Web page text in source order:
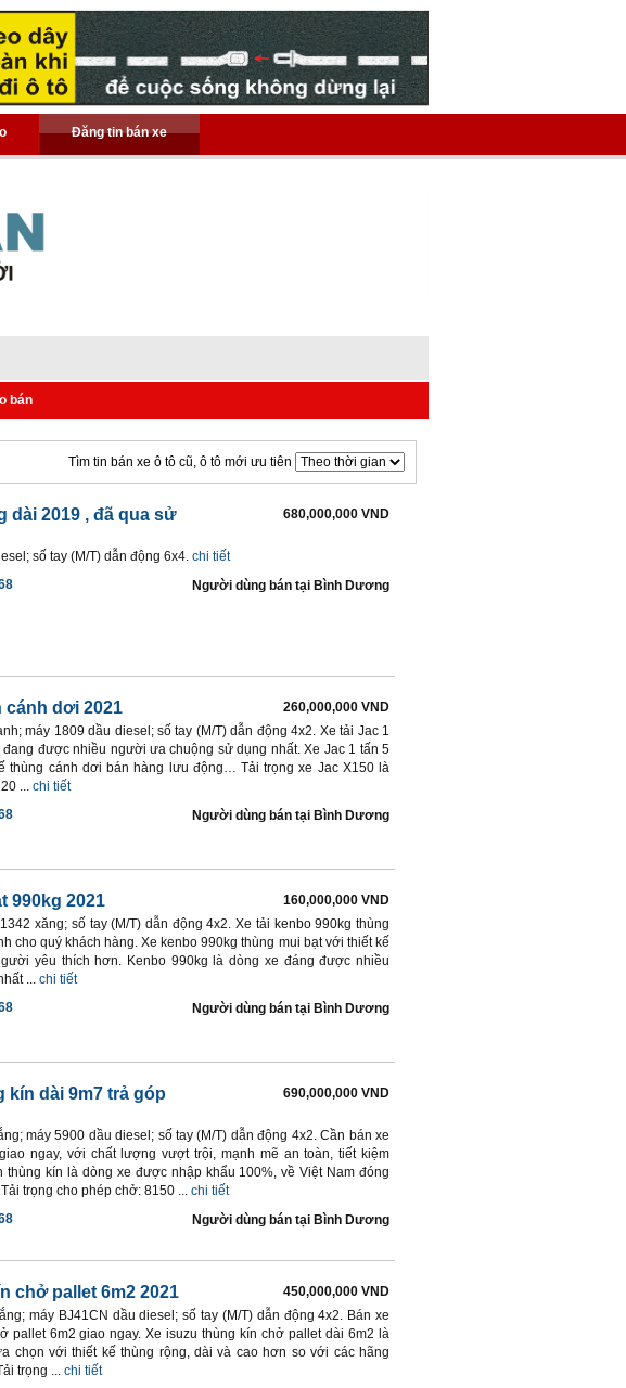
Đăng tin bán xe
bán
Tìm tin bán xe ô tô cũ, ô tô mới ưu tiên
dài 2019 , đã qua sử
680,000,000 VND
số tay (M/T) dẫn động 6x4. chi tiết
Người dùng bán tại Bình Dương
cánh dơi 2021
260,000,000 VND
máy 1809 dầu diesel; số tay (M/T) dẫn động 4x2. Xe tải Jac 1
được nhiều người ưa chuộng sử dụng nhất. Xe Jac 1 tấn 5
thùng cánh dơi bán hàng lưu động… Tải trọng xe Jac X150 là
... chi tiết
Người dùng bán tại Bình Dương
990kg 2021
160,000,000 VND
xăng; số tay (M/T) dẫn động 4x2. Xe tải kenbo 990kg thùng
cho quý khách hàng. Xe kenbo 990kg thùng mui bạt với thiết kế
yêu thích hơn. Kenbo 990kg là dòng xe đáng được nhiều
... chi tiết
Người dùng bán tại Bình Dương
kín dài 9m7 trả góp
690,000,000 VND
máy 5900 dầu diesel; số tay (M/T) dẫn động 4x2. Cần bán xe
ngay, với chất lượng vượt trội, mạnh mẽ an toàn, tiết kiệm
thùng kín là dòng xe được nhập khẩu 100%, về Việt Nam đóng
trọng cho phép chở: 8150 ... chi tiết
Người dùng bán tại Bình Dương
chở pallet 6m2 2021
450,000,000 VND
máy BJ41CN dầu diesel; số tay (M/T) dẫn động 4x2. Bán xe
pallet 6m2 giao ngay. Xe isuzu thùng kín chở pallet dài 6m2 là
chọn với thiết kế thùng rộng, dài và cao hơn so với các hãng
trọng ... chi tiết